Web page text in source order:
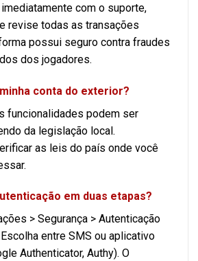
com o suporte,
revise todas as transações
possui seguro contra fraudes
dos jogadores.
conta do exterior?
funcionalidades podem ser
da legislação local.
as leis do país onde você
em duas etapas?
> Segurança > Autenticação
entre SMS ou aplicativo
Authenticator, Authy). O